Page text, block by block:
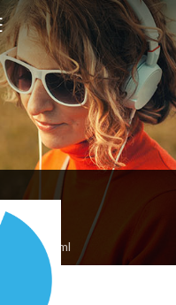
feed.xml